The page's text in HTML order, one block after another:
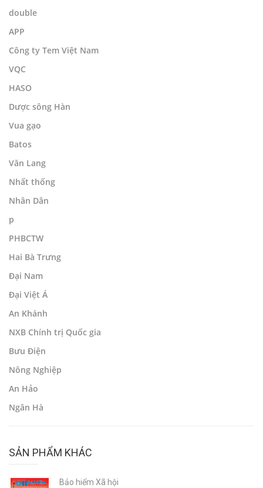
double
APP
Công ty Tem Việt Nam
VQC
HASO
Dược sông Hàn
Vua gạo
Batos
Văn Lang
Nhất thống
Nhân Dân
p
PHBCTW
Hai Bà Trưng
Đại Nam
Đại Việt Á
An Khánh
NXB Chính trị Quốc gia
Bưu Điện
Nông Nghiệp
An Hảo
Ngân Hà
SẢN PHẨM KHÁC
Bảo hiểm Xã hội